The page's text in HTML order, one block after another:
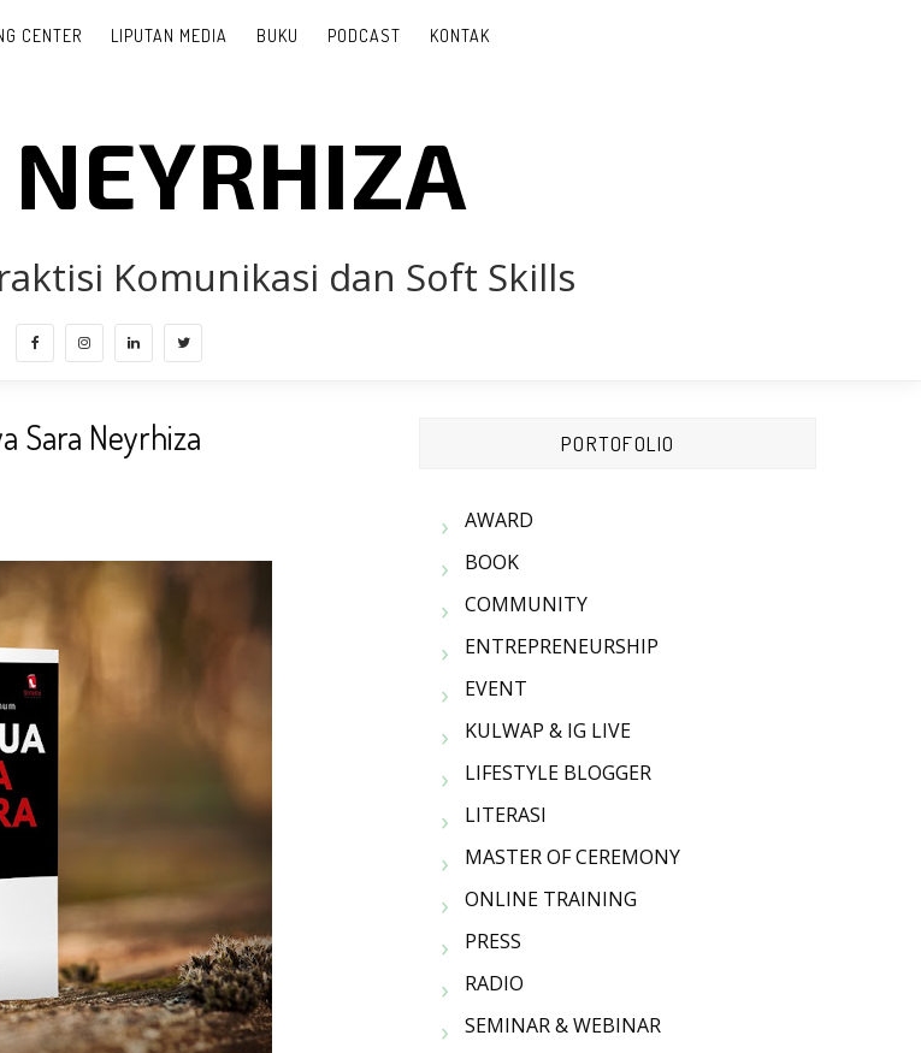
CENTER LIPUTAN MEDIA BUKU PODCAST KONTAK
Komunikasi dan Soft Skills
Sara Neyrhiza PORTOFOLIO
AWARD
BOOK
COMMUNITY
ENTREPRENEURSHIP
EVENT
KULWAP & IG LIVE
LIFESTYLE BLOGGER
LITERASI
MASTER OF CEREMONY
ONLINE TRAINING
PRESS
RADIO
SEMINAR & WEBINAR